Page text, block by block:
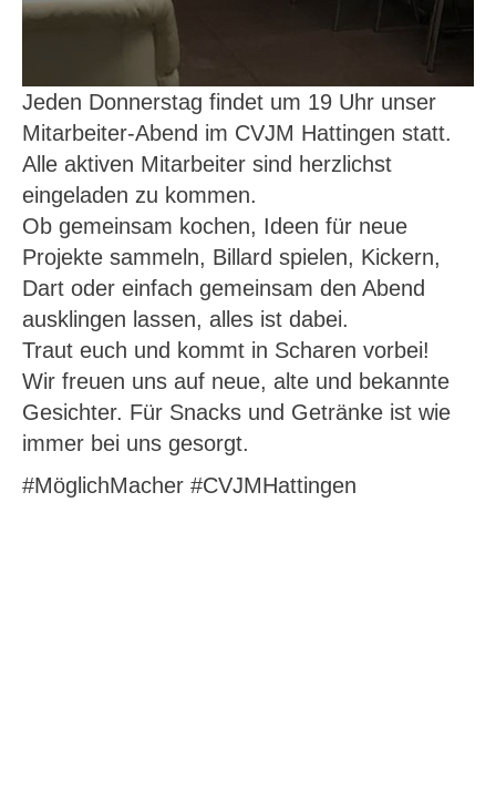
Jeden Donnerstag findet um 19 Uhr unser
Mitarbeiter-Abend im CVJM Hattingen statt.
Alle aktiven Mitarbeiter sind herzlichst
eingeladen zu kommen.
Ob gemeinsam kochen, Ideen für neue
Projekte sammeln, Billard spielen, Kickern,
Dart oder einfach gemeinsam den Abend
ausklingen lassen, alles ist dabei.
Traut euch und kommt in Scharen vorbei!
Wir freuen uns auf neue, alte und bekannte
Gesichter. Für Snacks und Getränke ist wie
immer bei uns gesorgt.
#MöglichMacher #CVJMHattingen